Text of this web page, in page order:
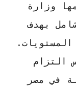
وزارة
يهدف
التزام
في مصر